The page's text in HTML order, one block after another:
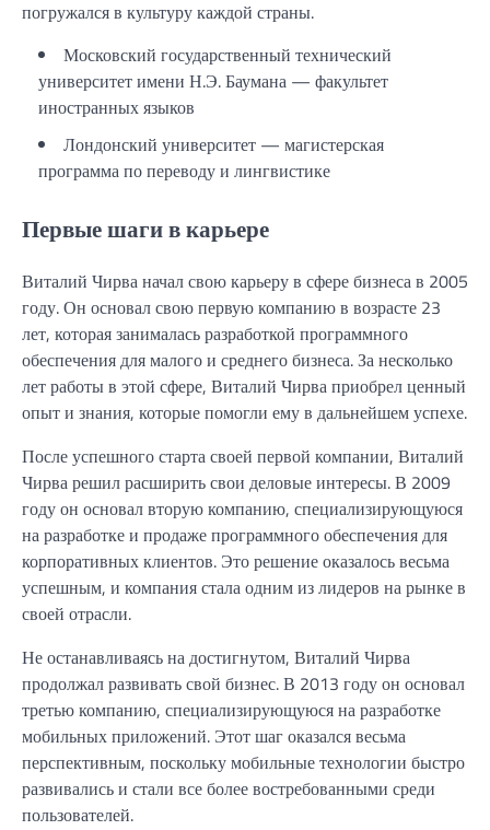
погружался в культуру каждой страны.
Московский государственный технический
университет имени Н.Э. Баумана — факультет
иностранных языков
Лондонский университет — магистерская
программа по переводу и лингвистике
Первые шаги в карьере
Виталий Чирва начал свою карьеру в сфере бизнеса в 2005
году. Он основал свою первую компанию в возрасте 23
лет, которая занималась разработкой программного
обеспечения для малого и среднего бизнеса. За несколько
лет работы в этой сфере, Виталий Чирва приобрел ценный
опыт и знания, которые помогли ему в дальнейшем успехе.
После успешного старта своей первой компании, Виталий
Чирва решил расширить свои деловые интересы. В 2009
году он основал вторую компанию, специализирующуюся
на разработке и продаже программного обеспечения для
корпоративных клиентов. Это решение оказалось весьма
успешным, и компания стала одним из лидеров на рынке в
своей отрасли.
Не останавливаясь на достигнутом, Виталий Чирва
продолжал развивать свой бизнес. В 2013 году он основал
третью компанию, специализирующуюся на разработке
мобильных приложений. Этот шаг оказался весьма
перспективным, поскольку мобильные технологии быстро
развивались и стали все более востребованными среди
пользователей.